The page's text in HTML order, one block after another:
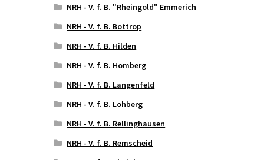
NRH - V. f. B. "Rheingold" Emmerich
NRH - V. f. B. Bottrop
NRH - V. f. B. Hilden
NRH - V. f. B. Homberg
NRH - V. f. B. Langenfeld
NRH - V. f. B. Lohberg
NRH - V. f. B. Rellinghausen
NRH - V. f. B. Remscheid